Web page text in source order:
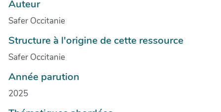
Auteur
Safer Occitanie
Structure à l'origine de cette ressource
Safer Occitanie
Année parution
2025